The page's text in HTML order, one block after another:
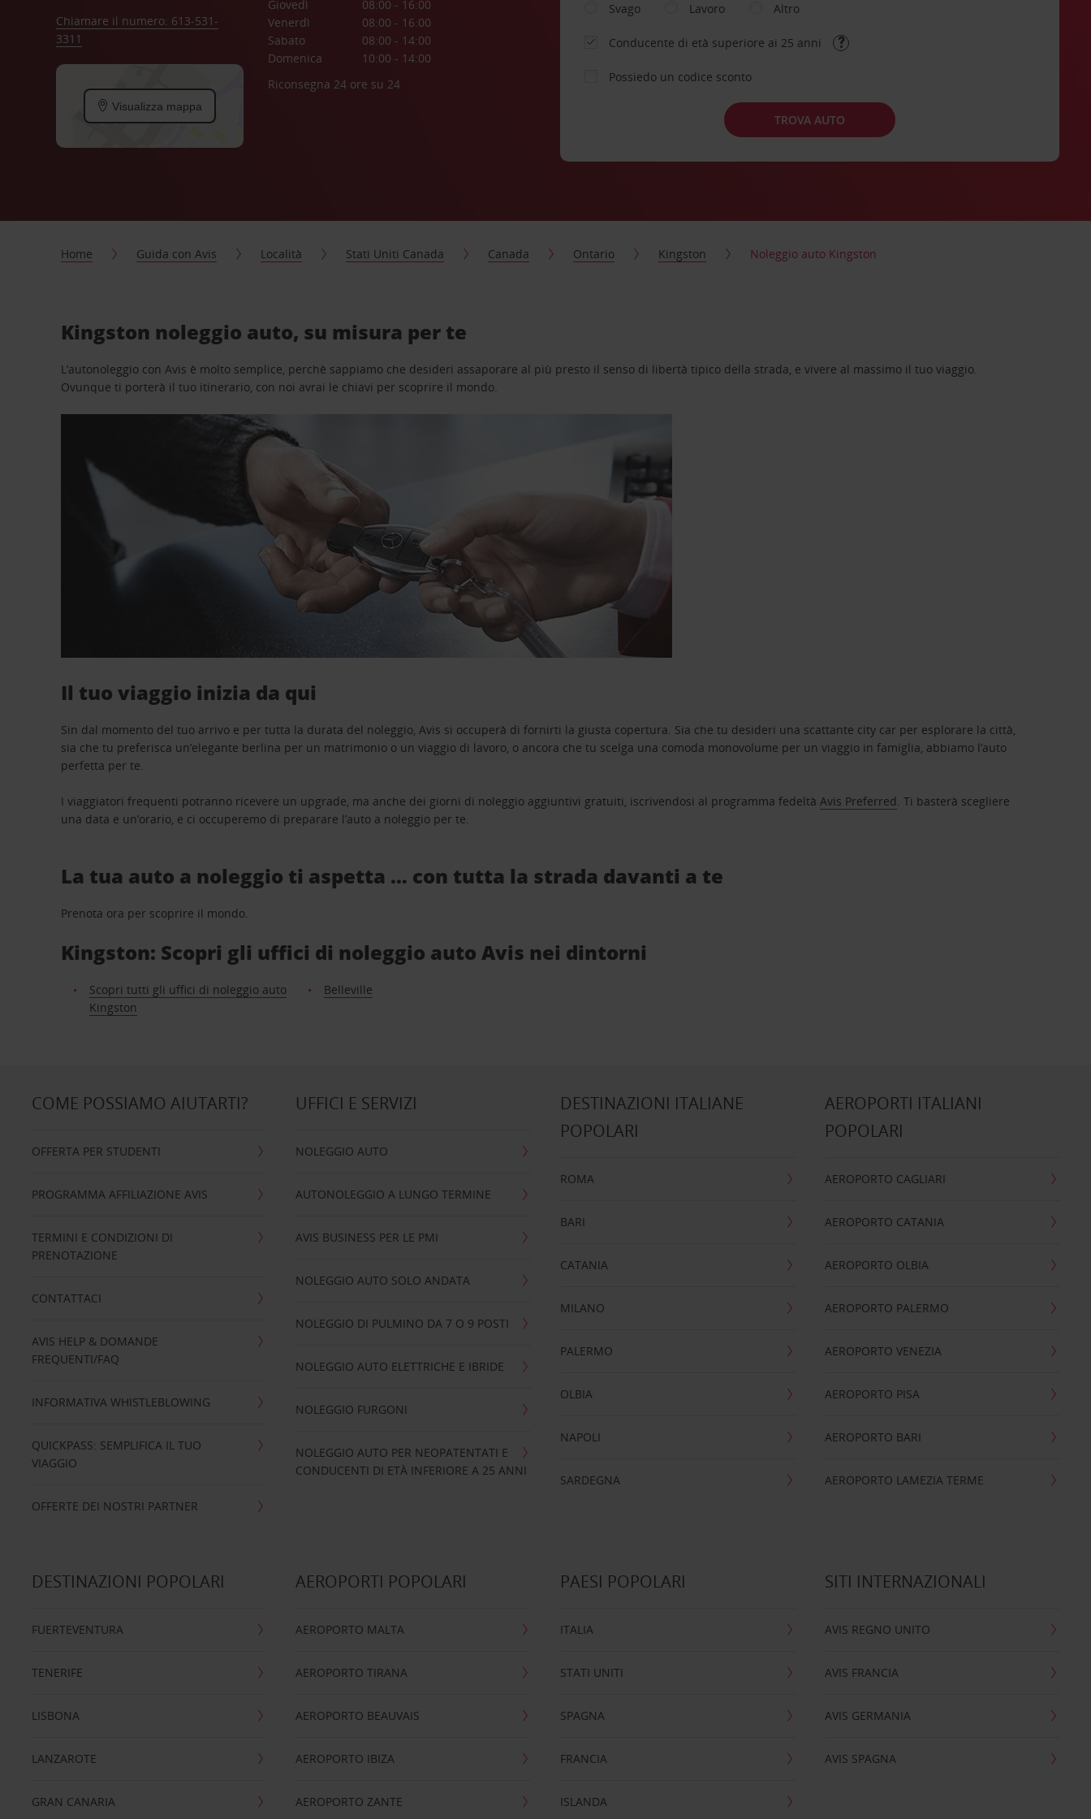
Chiamare il numero: 613-531-
3311
Visualizza mappa
Giovedì
08:00 - 16:00
Venerdì
08:00 - 16:00
Sabato
08:00 - 14:00
Domenica
10:00 - 14:00
Riconsegna 24 ore su 24
Svago
Lavoro Altro
Conducente di età superiore ai 25 anni
Possiedo un codice sconto
TROVA AUTO
Home Guida con Avis Località Stati Uniti Canada Canada Ontario Kingston Noleggio auto Kingston
Kingston noleggio auto, su misura per te
L’autonoleggio con Avis è molto semplice, perchè sappiamo che desideri assaporare al più presto il senso di libertà tipico della strada, e vivere al massimo il tuo viaggio.
Ovunque ti porterà il tuo itinerario, con noi avrai le chiavi per scoprire il mondo.
Il tuo viaggio inizia da qui
Sin dal momento del tuo arrivo e per tutta la durata del noleggio, Avis si occuperà di fornirti la giusta copertura. Sia che tu desideri una scattante city car per esplorare la città,
sia che tu preferisca un’elegante berlina per un matrimonio o un viaggio di lavoro, o ancora che tu scelga una comoda monovolume per un viaggio in famiglia, abbiamo l’auto
perfetta per te.
I viaggiatori frequenti potranno ricevere un upgrade, ma anche dei giorni di noleggio aggiuntivi gratuiti, iscrivendosi al programma fedeltàAvis Preferred. Ti basterà scegliere
una data e un’orario, e ci occuperemo di preparare l’auto a noleggio per te.
La tua auto a noleggio ti aspetta … con tutta la strada davanti a te
Prenota ora per scoprire il mondo.
Kingston: Scopri gli uffici di noleggio auto Avis nei dintorni
Scopri tutti gli uffici di noleggio auto
Kingston
Belleville
COME POSSIAMO AIUTARTI?
OFFERTA PER STUDENTI
PROGRAMMA AFFILIAZIONE AVIS
TERMINI E CONDIZIONI DI
PRENOTAZIONE
CONTATTACI
AVIS HELP & DOMANDE
FREQUENTI/FAQ
INFORMATIVA WHISTLEBLOWING
QUICKPASS: SEMPLIFICA IL TUO
VIAGGIO
OFFERTE DEI NOSTRI PARTNER
UFFICI E SERVIZI
NOLEGGIO AUTO
AUTONOLEGGIO A LUNGO TERMINE
AVIS BUSINESS PER LE PMI
NOLEGGIO AUTO SOLO ANDATA
NOLEGGIO DI PULMINO DA 7 O 9 POSTI
NOLEGGIO AUTO ELETTRICHE E IBRIDE
NOLEGGIO FURGONI
NOLEGGIO AUTO PER NEOPATENTATI E
CONDUCENTI DI ETÀ INFERIORE A 25 ANNI
DESTINAZIONI ITALIANE
POPOLARI
ROMA
BARI
CATANIA
MILANO
PALERMO
OLBIA
NAPOLI
SARDEGNA
AEROPORTI ITALIANI
POPOLARI
AEROPORTO CAGLIARI
AEROPORTO CATANIA
AEROPORTO OLBIA
AEROPORTO PALERMO
AEROPORTO VENEZIA
AEROPORTO PISA
AEROPORTO BARI
AEROPORTO LAMEZIA TERME
DESTINAZIONI POPOLARI
FUERTEVENTURA
TENERIFE
LISBONA
LANZAROTE
GRAN CANARIA
AEROPORTI POPOLARI
AEROPORTO MALTA
AEROPORTO TIRANA
AEROPORTO BEAUVAIS
AEROPORTO IBIZA
AEROPORTO ZANTE
PAESI POPOLARI
ITALIA
STATI UNITI
SPAGNA
FRANCIA
ISLANDA
SITI INTERNAZIONALI
AVIS REGNO UNITO
AVIS FRANCIA
AVIS GERMANIA
AVIS SPAGNA